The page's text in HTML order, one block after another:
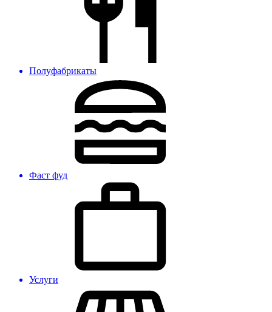
Полуфабрикаты
Фаст фуд
Услуги